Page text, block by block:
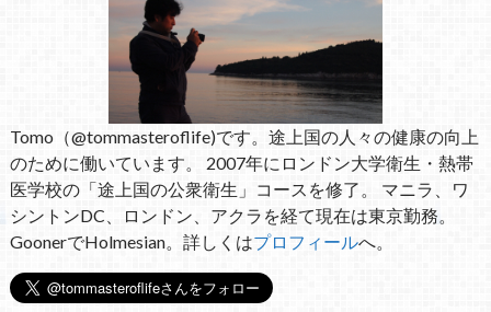
Tomo（@tommasteroflife)です。途上国の人々の健康の向上
のために働いています。 2007年にロンドン大学衛生・熱帯
医学校の「途上国の公衆衛生」コースを修了。 マニラ、ワ
シントンDC、ロンドン、アクラを経て現在は東京勤務。
GoonerでHolmesian。詳しくはプロフィールへ。